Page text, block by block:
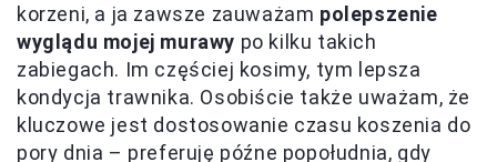
korzeni, a ja zawsze zauważam polepszenie
wyglądu mojej murawy po kilku takich
zabiegach. Im częściej kosimy, tym lepsza
kondycja trawnika. Osobiście także uważam, że
kluczowe jest dostosowanie czasu koszenia do
pory dnia – preferuję późne popołudnia, gdy